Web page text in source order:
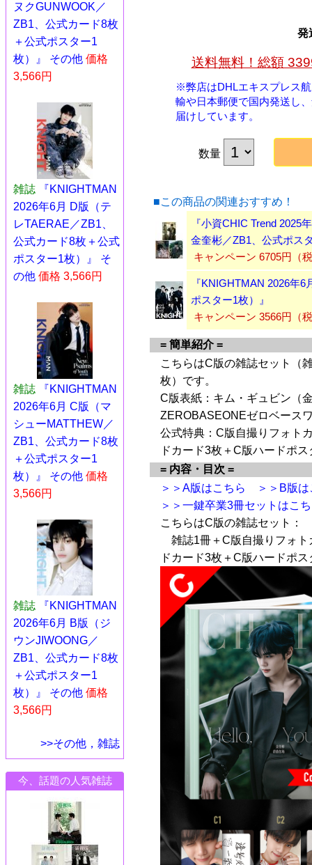
ヌクGUNWOOK／
ZB1、公式カード8枚
＋公式ポスター1
枚）』 その他 価格
3,566円
雑誌
『KNIGHTMAN
2026年6月 D版（テ
レTAERAE／ZB1、
公式カード8枚＋公式
ポスター1枚）』 そ
の他 価格 3,566円
雑誌
『KNIGHTMAN
2026年6月 C版（マ
シューMATTHEW／
ZB1、公式カード8枚
＋公式ポスター1
枚）』 その他 価格
3,566円
雑誌
『KNIGHTMAN
2026年6月 B版（ジ
ウンJIWOONG／
ZB1、公式カード8枚
＋公式ポスター1
枚）』 その他 価格
3,566円
>>その他，雑誌
今、話題の人気雑誌
発
送料無料！総額
※弊店はDHLエキスプレス
輸や日本郵便で国内発送し
届けしています。
数量
■この商品の関連おすすめ！
『小資CHIC Trend 2025
金奎彬／ZB1、公式ポス
キャンペーン 6705円（
『KNIGHTMAN 2026年
ポスター1枚）』
キャンペーン 3566円（
= 簡単紹介 =
こちらはC版の雑誌セット（
枚）です。
C版表紙：キム・ギュビン（
ZEROBASEONEゼロベース
公式特典：C版自撮りフォト
ドカード3枚＋C版ハードポス
= 内容・目次 =
＞＞A版はこちら
＞＞B版
＞＞一鍵卒業3冊セットはこ
こちらはC版の雑誌セット：
雑誌1冊＋C版自撮りフォト
ドカード3枚＋C版ハードポス